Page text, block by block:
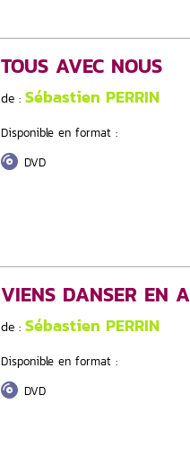
TOUS AVEC NOUS
de : Sébastien PERRIN
Disponible en format :
DVD
VIENS DANSER EN
de : Sébastien PERRIN
Disponible en format :
DVD